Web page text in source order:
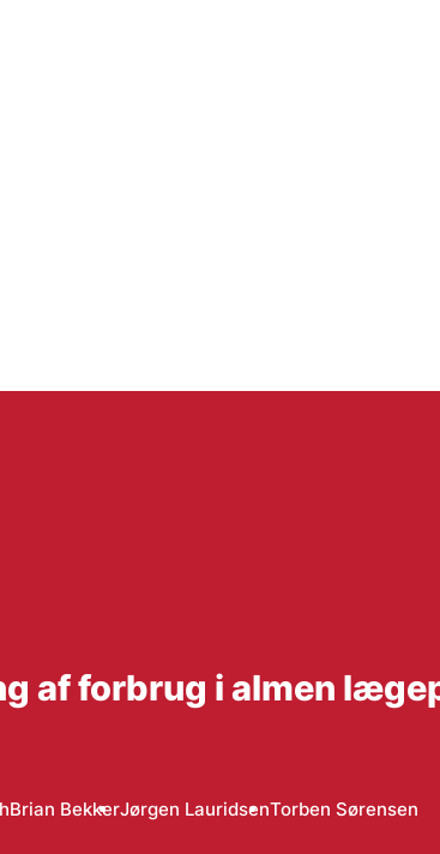
af forbrug i almen
Brian BekkerJørgen LauridsenTorben Sørensen